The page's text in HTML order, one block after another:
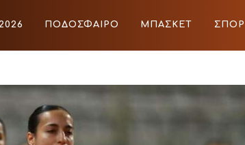
ΠΟΔΟΣΦΑΙΡΟ ΜΠΑΣΚΕΤ ΣΠΟΡ